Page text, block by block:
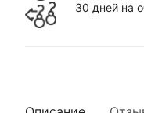
30 дней на